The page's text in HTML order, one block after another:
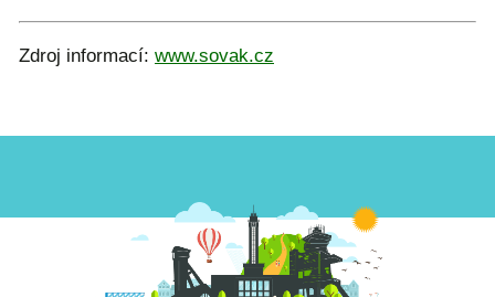
Zdroj informací: www.sovak.cz